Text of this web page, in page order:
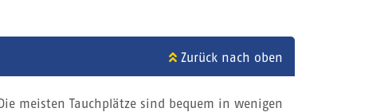
Zurück nach oben
meisten Tauchplätze sind bequem in wenigen